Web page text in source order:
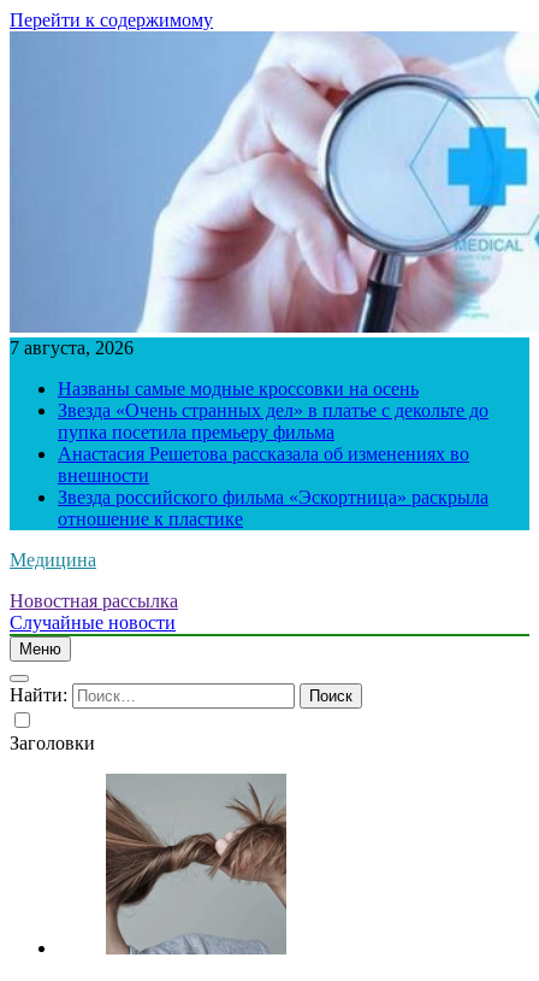
Перейти к содержимому
7 августа, 2026
Названы самые модные кроссовки на осень
Звезда «Очень странных дел» в платье с декольте до
пупка посетила премьеру фильма
Анастасия Решетова рассказала об изменениях во
внешности
Звезда российского фильма «Эскортница» раскрыла
отношение к пластике
Медицина
Новостная рассылка
Случайные новости
Меню
Найти:
Заголовки